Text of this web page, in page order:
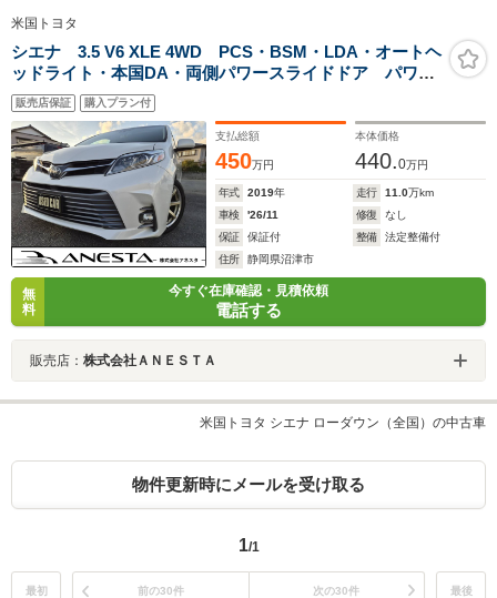
米国トヨタ
シエナ 3.5 V6 XLE 4WD PCS・BSM・LDA・オートヘ
ッドライト・本国DA・両側パワースライドドア パワー
バックドア USコーナー ルーフレール 7人乗り 本
革パワーシート(ヒーター) Bカメラ ETC2.0 スマート
キーx2
販売店保証 購入プラン付
支払総額
450万円
本体価格
440.0万円
年式 2019年 走行 11.0万km
車検
'26/11 修復
なし
保証
保証付 整備
法定整備付
住所
静岡県沼津市
無
料
今すぐ在庫確認・見積依頼
電話する
販売店： 株式会社ＡＮＥＳＴＡ
米国トヨタ シエナ ローダウン（全国）の中古車
物件更新時にメールを受け取る
1/1
最初 前の30件 次の30件 最後